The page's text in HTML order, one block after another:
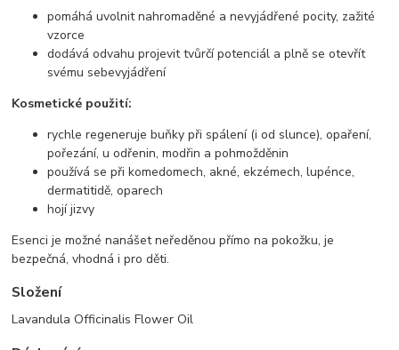
pomáhá uvolnit nahromaděné a nevyjádřené pocity, zažité
vzorce
dodává odvahu projevit tvůrčí potenciál a plně se otevřít
svému sebevyjádření
Kosmetické použití:
rychle regeneruje buňky při spálení (i od slunce), opaření,
pořezání, u odřenin, modřin a pohmožděnin
používá se při komedomech, akné, ekzémech, lupénce,
dermatitidě, oparech
hojí jizvy
Esenci je možné nanášet neředěnou přímo na pokožku, je
bezpečná, vhodná i pro děti.
Složení
Lavandula Officinalis Flower Oil